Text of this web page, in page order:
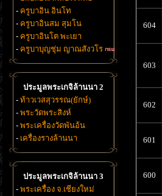
- ครูบาอิน อินโท
- ครูบาอินสม สุมโน
- ครูบาอินโต พะเยา
- ครูบาบุญชุ่ม ญาณสังวโร
ประมูลพระเกจิล้านนา 2
- ท้าวเวสสุวรรณ(ยักษ์)
- พระวัดพระสิงห์
- พระเครื่องวัดพันอ้น
- เครื่องรางล้านนา
ประมูลพระเกจิล้านนา 3
- พระเครื่อง จ.เชียงใหม่
604
603
602
601
600